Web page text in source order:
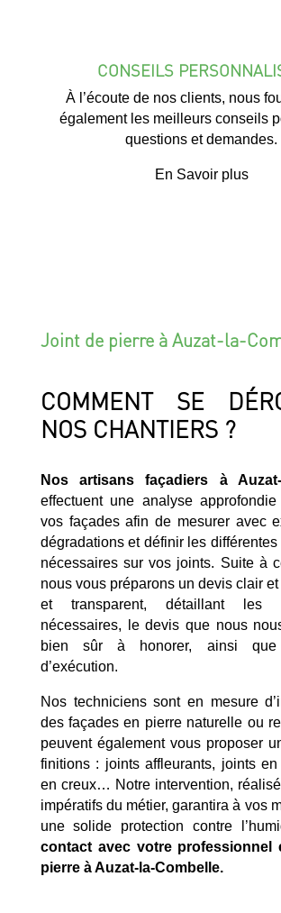
CONSEILS
À l’écoute de nos clients, nous
également les meilleurs conseils
questions et demandes.
En Savoir plus
Joint de pierre à Auzat-la-
COMMENT SE
NOS CHANTIERS ?
Nos artisans façadiers à Auzat-
effectuent une analyse
vos façades afin de mesurer avec
dégradations et définir les
nécessaires sur vos joints. Suite à
nous vous préparons un devis clair
et transparent, détaillant les
nécessaires, le devis que nous
bien sûr à honorer, ainsi
d’exécution.
Nos techniciens sont en mesure
des façades en pierre naturelle ou
peuvent également vous proposer
finitions : joints affleurants, joints
en creux… Notre intervention,
impératifs du métier, garantira à vos
une solide protection contre
contact avec votre professionnel
pierre à Auzat-la-Combelle.
Mentions Légales
Politique de
Plan du Site